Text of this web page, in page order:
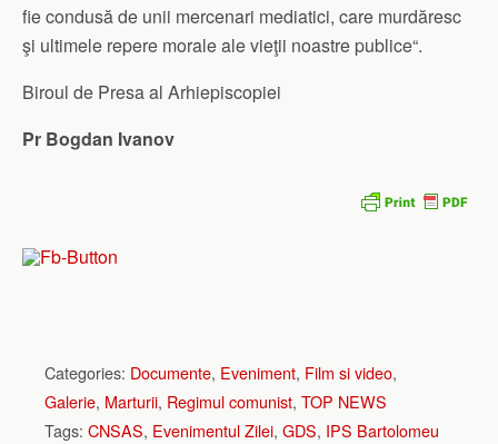
fie condusă de unii mercenari mediatici, care murdăresc
şi ultimele repere morale ale vieţii noastre publice“.
Biroul de Presa al Arhiepiscopiei
Pr Bogdan Ivanov
Categories: Documente, Eveniment, Film si video,
Galerie, Marturii, Regimul comunist, TOP NEWS
Tags: CNSAS, Evenimentul Zilei, GDS, IPS Bartolomeu